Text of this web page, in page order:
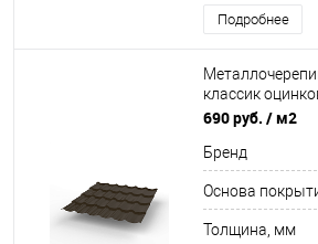
Подробнее
классик
полимерным
690 руб. / м2
Бренд
Основа
Толщина, мм